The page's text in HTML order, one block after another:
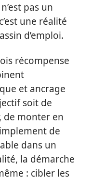
pas un
une réalité
d’emploi.
récompense
et ancrage
soit de
de monter en
de
dans un
la démarche
: cibler les